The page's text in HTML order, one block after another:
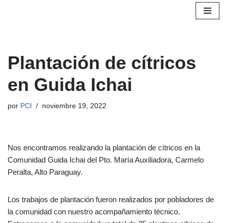
Plantación de cítricos
en Guida Ichai
por PCI noviembre 19, 2022
Nos encontramos realizando la plantación de cítricos en la
Comunidad Guida Ichai del Pto. María Auxiliadora, Carmelo
Peralta, Alto Paraguay.
Los trabajos de plantación fueron realizados por pobladores de
la comunidad con nuestro acompañamiento técnico.